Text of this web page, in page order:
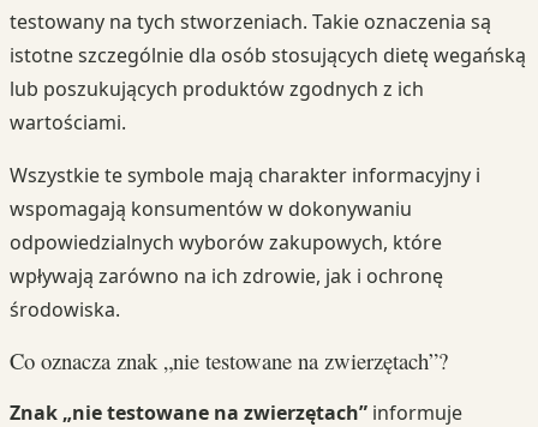
testowany na tych stworzeniach. Takie oznaczenia są
istotne szczególnie dla osób stosujących dietę wegańską
lub poszukujących produktów zgodnych z ich
wartościami.
Wszystkie te symbole mają charakter informacyjny i
wspomagają konsumentów w dokonywaniu
odpowiedzialnych wyborów zakupowych, które
wpływają zarówno na ich zdrowie, jak i ochronę
środowiska.
Co oznacza znak „nie testowane na zwierzętach”?
Znak „nie testowane na zwierzętach” informuje